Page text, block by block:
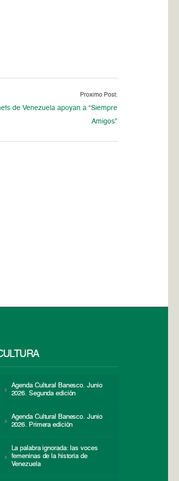
Proximo Post:
de Venezuela apoyan a “Siempre
Amigos”
Agenda Cultural Banesco. Junio
2026. Segunda edición
Agenda Cultural Banesco. Junio
2026. Primera edición
La palabra ignorada: las voces
femeninas de la historia de
Venezuela